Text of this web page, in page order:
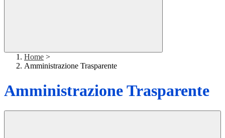
Home >
Amministrazione Trasparente
Amministrazione Trasparente